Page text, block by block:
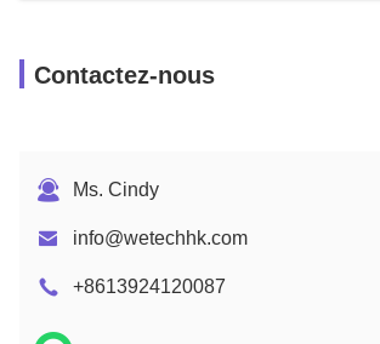
Contactez-nous
Ms. Cindy
info@wetechhk.com
+8613924120087